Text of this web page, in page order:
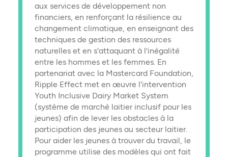
aux services de développement non
financiers, en renforçant la résilience au
changement climatique, en enseignant des
techniques de gestion des ressources
naturelles et en s'attaquant à l'inégalité
entre les hommes et les femmes. En
partenariat avec la Mastercard Foundation,
Ripple Effect met en œuvre l'intervention
Youth Inclusive Dairy Market System
(système de marché laitier inclusif pour les
jeunes) afin de lever les obstacles à la
participation des jeunes au secteur laitier.
Pour aider les jeunes à trouver du travail, le
programme utilise des modèles qui ont fait